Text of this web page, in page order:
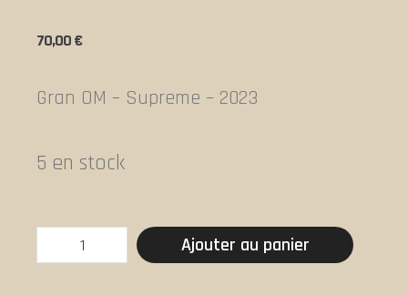
70,00€
Gran OM – Supreme – 2023
5 en stock
quantité
de
Ajouter au panier